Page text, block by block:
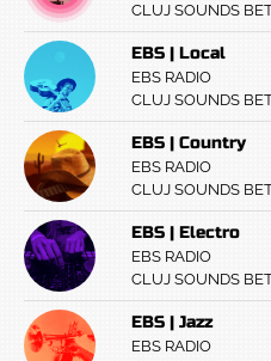
CLUJ SOUNDS
EBS | Local
EBS RADIO
CLUJ SOUNDS
EBS | Country
EBS RADIO
CLUJ SOUNDS
EBS | Electro
EBS RADIO
CLUJ SOUNDS
EBS | Jazz
EBS RADIO